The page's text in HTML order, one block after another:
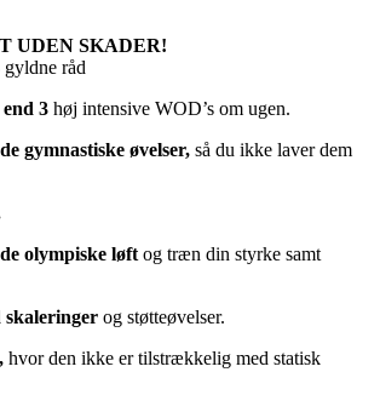
UDEN SKADER!
råd
3 høj intensive WOD’s om ugen.
gymnastiske øvelser, så du ikke laver dem
olympiske løft og træn din styrke samt
og støtteøvelser.
hvor den ikke er tilstrækkelig med statisk